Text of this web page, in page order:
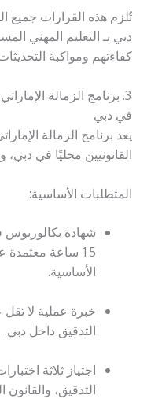
تُلزم هذه القرارات جميع
كفاءتهم ومواكبة التحديثات
في دبي
يعد برنامج الزمالة
القانونيين محليًا في دبي،
المتطلبات الأساسية:
شهادة بكالوريوس
15 ساعة معتمدة
الأساسية.
التدقيق داخل دبي.
اجتياز ثلاثة
التدقيق، والقانون